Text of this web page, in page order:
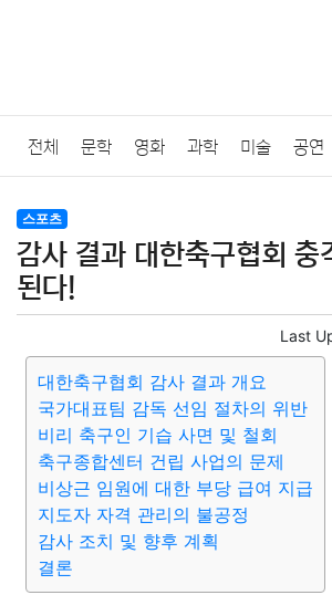
전체 문학 영화 과학 미술 공연
법률
질병 가요 방송 일상 주식 암호
미용
요리 상품리뷰 원예 금융
대출 자동차 취미 여행 맛집
종교 사회 정치 건강 의료
부동산
스포츠
감사 결과 대한축구협회 충
된다!
Last
대한축구협회 감사 결과 개요
국가대표팀 감독 선임 절차의 위반
비리 축구인 기습 사면 및 철회
축구종합센터 건립 사업의 문제
비상근 임원에 대한 부당 급여 지급
지도자 자격 관리의 불공정
감사 조치 및 향후 계획
결론